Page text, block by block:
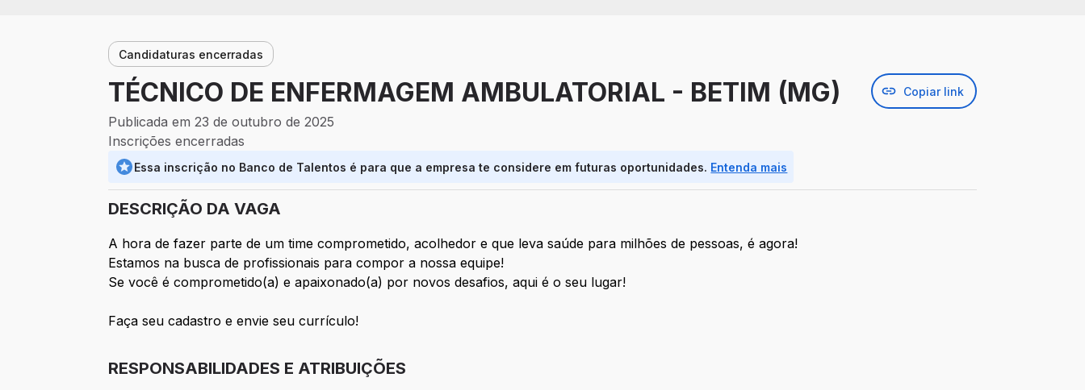
Candidaturas encerradas
TÉCNICO DE ENFERMAGEM AMBULATORIAL - BETIM (MG) Copiar link
Publicada em 23 de outubro de 2025
Inscrições encerradas
Essa inscrição no Banco de Talentos é para que a empresa te considere em futuras oportunidades. Entenda mais
DESCRIÇÃO DA VAGA
A hora de fazer parte de um time comprometido, acolhedor e que leva saúde para milhões de pessoas, é agora!
Estamos na busca de profissionais para compor a nossa equipe!
Se você é comprometido(a) e apaixonado(a) por novos desafios, aqui é o seu lugar!
Faça seu cadastro e envie seu currículo!
RESPONSABILIDADES E ATRIBUIÇÕES